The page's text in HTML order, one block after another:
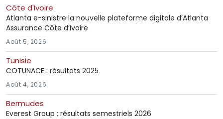
Côte d'Ivoire
Atlanta e-sinistre la nouvelle plateforme digitale d’Atlanta
Assurance Côte d’Ivoire
Août 5, 2026
Tunisie
COTUNACE : résultats 2025
Août 4, 2026
Bermudes
Everest Group : résultats semestriels 2026